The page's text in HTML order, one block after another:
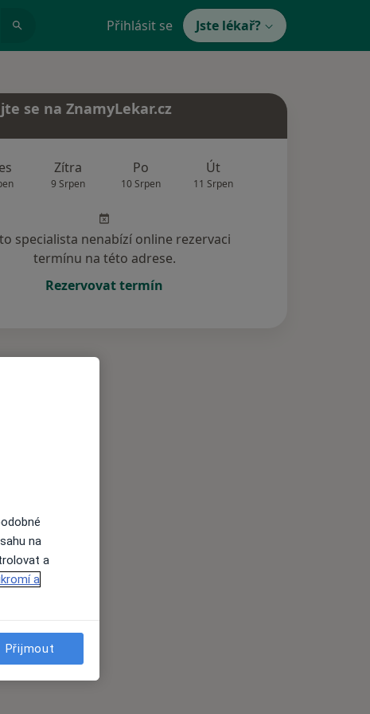
Přihlásit se Jste lékař?
se na ZnamyLekar.cz
Zítra
9 Srpen
Po
10 Srpen
Út
11 Srpen
specialista nenabízí online rezervaci
termínu na této adrese.
Rezervovat termín
na
a
a
Přijmout